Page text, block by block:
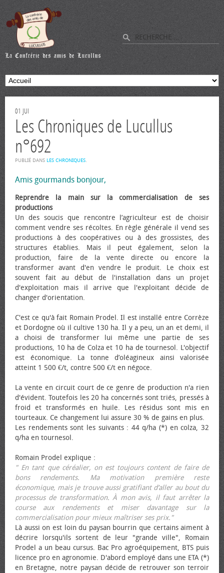
01 JUI
Les Chroniques de Lucullus
n°692
PUBLIÉ DANS LES CHRONIQUES.
Amis gourmands bonjour,
Reprendre la main sur la commercialisation de ses
productions
Un des soucis que rencontre l’agriculteur est de choisir
comment vendre ses récoltes. En règle générale il vend ses
productions à des coopératives ou à des grossistes, des
structures établies. Mais il peut également, selon la
production, faire de la vente directe ou encore la
transformer avant d'en vendre le produit. Le choix est
souvent fait au début de l'installation dans un projet
d'exploitation mais il arrive que l'exploitant décide de
changer d'orientation.
C'est ce qu'à fait Romain Prodel. Il est installé entre Corrèze
et Dordogne où il cultive 130 ha. Il y a peu, un an et demi, il
a choisi de transformer lui même une partie de ses
productions, 10 ha de Colza et 10 ha de tournesol. L'objectif
est économique. La tonne d’oléagineux ainsi valorisée
atteint 1 500 €/t, contre 500 €/t en négoce.
La vente en circuit court de ce genre de production n'a rien
d'évident. Toutefois les 20 ha concernés sont triés, pressés à
froid et transformés en huile. Les résidus sont mis en
tourteaux. Ce changement lui assure 30 % de gains en plus.
Les rendements sont les suivants : 44 q/ha (*) en colza, 32
q/ha en tournesol.
Romain Prodel explique :
" En tant que céréalier, on est toujours content de faire de
bons rendements. Ma motivation première reste
économique, mais je trouve aussi gratifiant d’aller au bout du
processus de transformation. À mon avis, il faut arrêter la
course aux rendements et miser davantage sur la
commercialisation pour mieux maîtriser ses prix."
Là aussi on est loin du paysan bourrin que certains aiment à
décrire lorsqu'ils sortent de leur "grande ville", Romain
Prodel a un beau cursus. Bac Pro agroéquipement, BTS puis
licence pro en agronomie. D'abord employé dans une ETA (*)
en Bretagne, notre paysan décide de retrouver son terroir